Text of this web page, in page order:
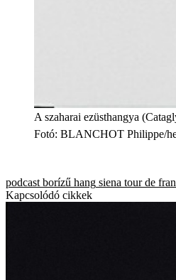
A szaharai ezüsthangya
Fotó: BLANCHOT Philippe/
podcast borízű hang siena tour de
Kapcsolódó cikkek